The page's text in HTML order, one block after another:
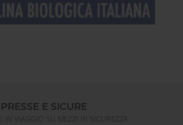
E SICURE
IN VIAGGIO SU MEZZI IN SICUREZZA